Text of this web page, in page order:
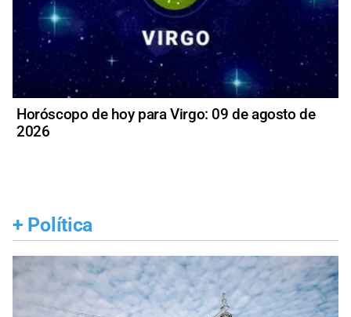
Horóscopo de hoy para Virgo: 09 de agosto de
2026
+ Política